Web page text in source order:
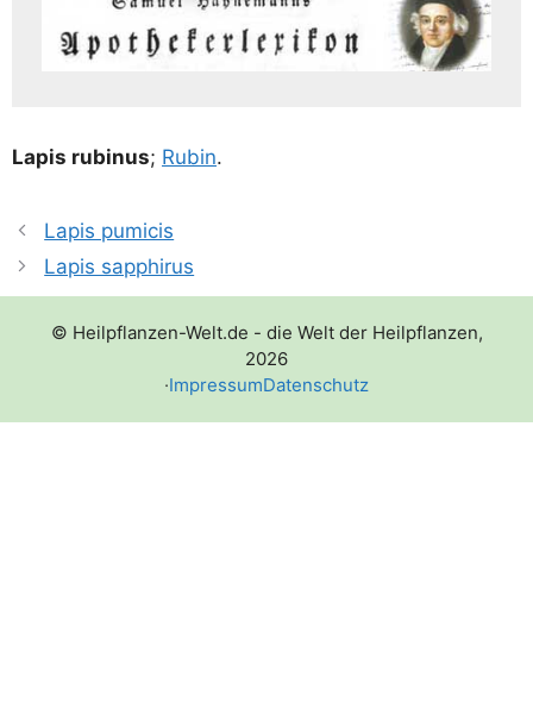
Lapis rubi­nus; Rubin.
Lapis pumicis
Lapis sapphirus
© Heilpflanzen-Welt.de - die Welt der Heilpflanzen,
2026
·ImpressumDatenschutz